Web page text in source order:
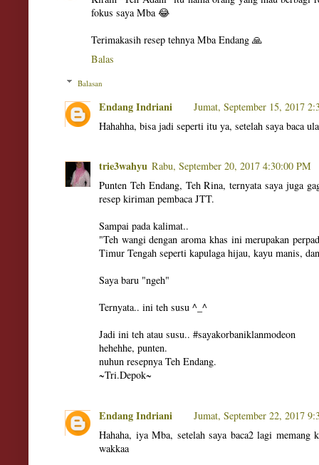
fokus saya Mba 😂
Terimakasih resep tehnya Mba Endang 🙏
Balas
Balasan
Endang Indriani
Jumat, September 15, 2017
Hahahha, bisa jadi seperti itu ya, setelah saya baca
trie3wahyu Rabu, September 20, 2017 4:30:00 PM
Punten Teh Endang, Teh Rina, ternyata saya juga
resep kiriman pembaca JTT.
Sampai pada kalimat..
"Teh wangi dengan aroma khas ini merupakan
Timur Tengah seperti kapulaga hijau, kayu manis,
Saya baru "ngeh"
Ternyata.. ini teh susu ^_^
Jadi ini teh atau susu.. #sayakorbaniklanmodeon
hehehhe, punten.
nuhun resepnya Teh Endang.
~Tri.Depok~
Endang Indriani
Jumat, September 22, 2017
Hahaha, iya Mba, setelah saya baca2 lagi memang
wakkaa